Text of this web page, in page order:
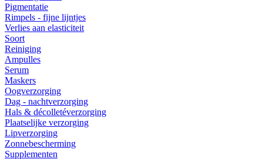
Pigmentatie
Rimpels - fijne lijntjes
Verlies aan elasticiteit
Soort
Reiniging
Ampulles
Serum
Maskers
Oogverzorging
Dag - nachtverzorging
Hals & décolletéverzorging
Plaatselijke verzorging
Lipverzorging
Zonnebescherming
Supplementen